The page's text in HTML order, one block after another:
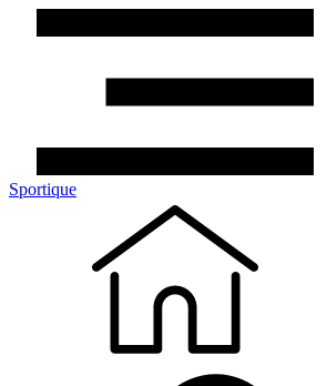
Sportique